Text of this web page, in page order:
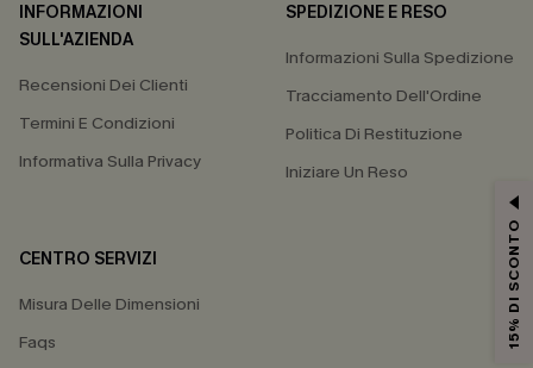
INFORMAZIONI
SULL'AZIENDA
Recensioni Dei Clienti
Termini E Condizioni
Informativa Sulla Privacy
SPEDIZIONE E RESO
Informazioni Sulla Spedizione
Tracciamento Dell'Ordine
Politica Di Restituzione
Iniziare Un Reso
CENTRO SERVIZI
Misura Delle Dimensioni
Faqs
15% DI SCONTO